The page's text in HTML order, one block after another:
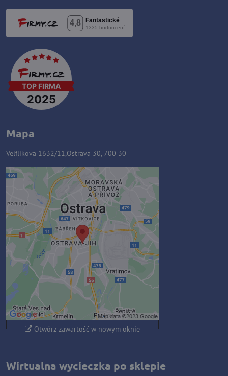
Mapa
Velflíkova 1632/11,Ostrava 30, 700 30
Zawartość zewnętrzna jest
blokowana przez opcje
prywatności
Czy chcesz załadować zawartość
zewnętrzną?
Zezwól raz
Zezwalaj zawsze - zgadzam się z
typem pliku cookie: Funkcjonalny
Otwórz zawartość w nowym oknie
Wirtualna wycieczka po sklepie